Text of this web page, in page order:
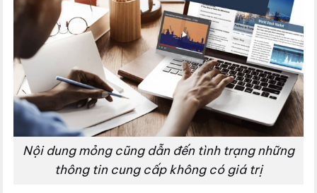
Nội dung mỏng cũng dẫn đến tình trạng những
thông tin cung cấp không có giá trị